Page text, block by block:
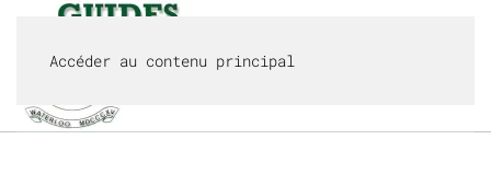
Accéder au contenu principal